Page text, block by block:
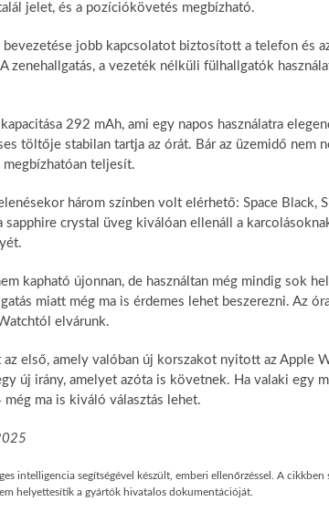
jelet, és a pozíciókövetés megbízható.
jobb kapcsolatot biztosított a telefon és
zenehallgatás, a vezeték nélküli fülhallgatók
292 mAh, ami egy napos használatra
töltője stabilan tartja az órát. Bár az üzemidő nem
megbízhatóan teljesít.
három színben volt elérhető: Space Black,
sapphire crystal üveg kiválóan ellenáll a
kapható újonnan, de használtan még mindig sok
miatt még ma is érdemes lehet beszerezni. Az
elvárunk.
az első, amely valóban új korszakot nyitott az Apple
új irány, amelyet azóta is követnek. Ha valaki egy
még ma is kiváló választás lehet.
intelligencia segítségével készült, emberi ellenőrzéssel. A
helyettesítik a gyártók hivatalos dokumentációját.